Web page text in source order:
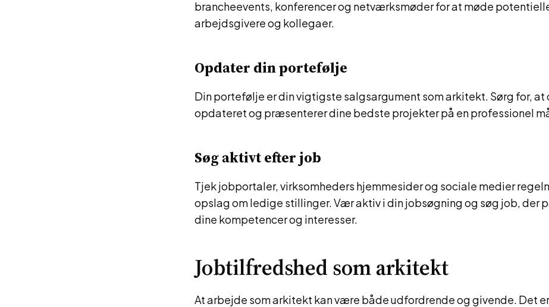
brancheevents, konferencer og netværksmøder for at møde
arbejdsgivere og kollegaer.
Opdater din portefølje
Din portefølje er din vigtigste salgsargument som arkitekt. Sørg for, at
opdateret og præsenterer dine bedste projekter på en professionel
Søg aktivt efter job
Tjek jobportaler, virksomheders hjemmesider og sociale medier
opslag om ledige stillinger. Vær aktiv i din jobsøgning og søg job, der
dine kompetencer og interesser.
Jobtilfredshed som arkitekt
At arbejde som arkitekt kan være både udfordrende og givende. Det